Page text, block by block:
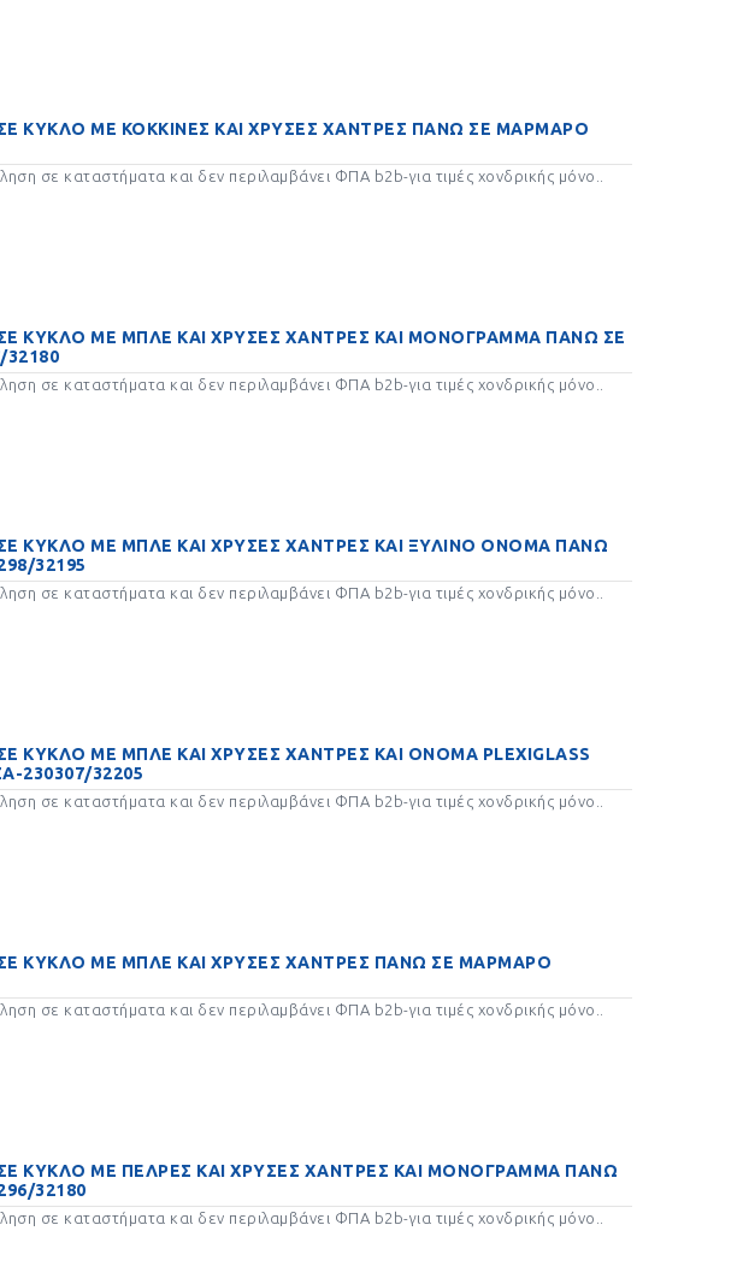
ΚΥΚΛΟ ΜΕ ΚΟΚΚΙΝΕΣ ΚΑΙ ΧΡΥΣΕΣ ΧΑΝΤΡΕΣ ΠΑΝΩ ΣΕ ΜΑΡΜΑΡΟ
σε καταστήματα και δεν περιλαμβάνει ΦΠΑ b2b-για τιμές χονδρικής μόνο..
ΚΥΚΛΟ ΜΕ ΜΠΛΕ ΚΑΙ ΧΡΥΣΕΣ ΧΑΝΤΡΕΣ ΚΑΙ ΜΟΝΟΓΡΑΜΜΑ ΠΑΝΩ ΣΕ
σε καταστήματα και δεν περιλαμβάνει ΦΠΑ b2b-για τιμές χονδρικής μόνο..
ΚΥΚΛΟ ΜΕ ΜΠΛΕ ΚΑΙ ΧΡΥΣΕΣ ΧΑΝΤΡΕΣ ΚΑΙ ΞΥΛΙΝΟ ΟΝΟΜΑ ΠΑΝΩ
32195
σε καταστήματα και δεν περιλαμβάνει ΦΠΑ b2b-για τιμές χονδρικής μόνο..
ΚΥΚΛΟ ΜΕ ΜΠΛΕ ΚΑΙ ΧΡΥΣΕΣ ΧΑΝΤΡΕΣ ΚΑΙ ΟΝΟΜΑ PLEXIGLASS
230307/32205
σε καταστήματα και δεν περιλαμβάνει ΦΠΑ b2b-για τιμές χονδρικής μόνο..
ΚΥΚΛΟ ΜΕ ΜΠΛΕ ΚΑΙ ΧΡΥΣΕΣ ΧΑΝΤΡΕΣ ΠΑΝΩ ΣΕ ΜΑΡΜΑΡΟ
σε καταστήματα και δεν περιλαμβάνει ΦΠΑ b2b-για τιμές χονδρικής μόνο..
ΚΥΚΛΟ ΜΕ ΠΕΛΡΕΣ ΚΑΙ ΧΡΥΣΕΣ ΧΑΝΤΡΕΣ ΚΑΙ ΜΟΝΟΓΡΑΜΜΑ ΠΑΝΩ
32180
σε καταστήματα και δεν περιλαμβάνει ΦΠΑ b2b-για τιμές χονδρικής μόνο..